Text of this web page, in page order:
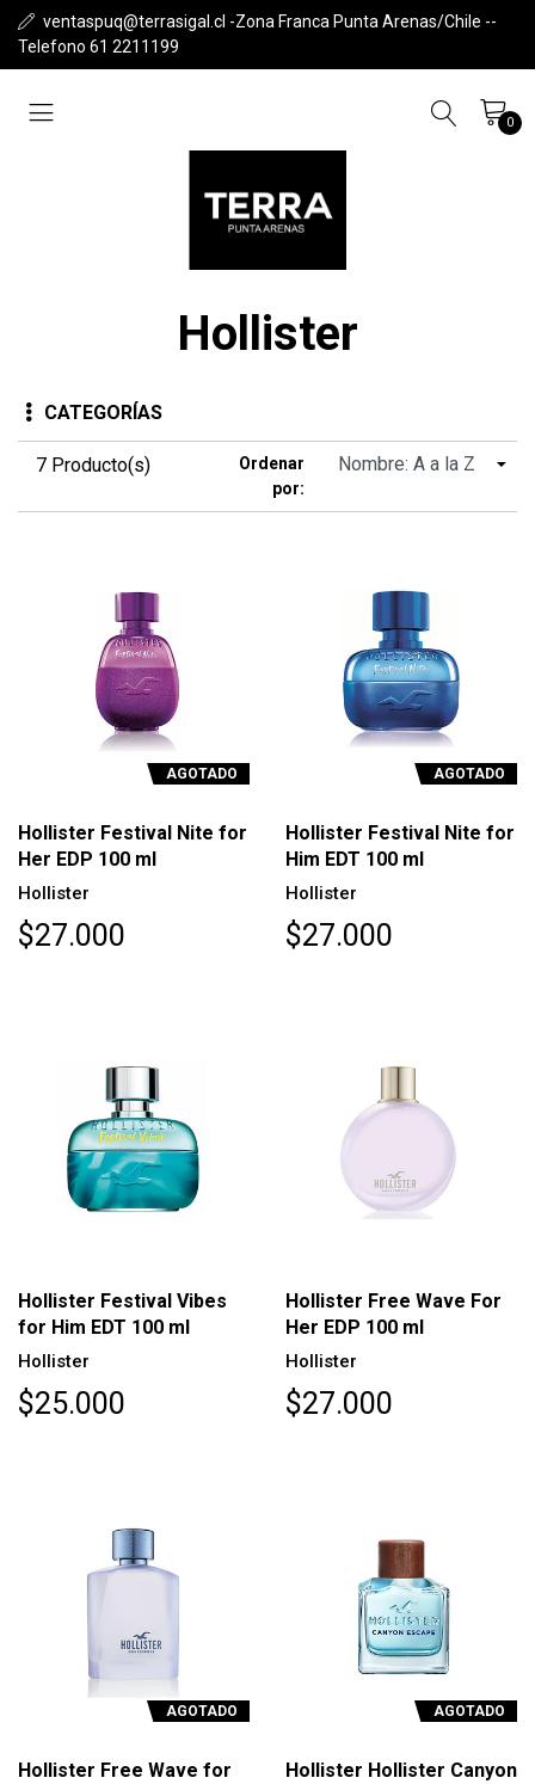
ventaspuq@terrasigal.cl -Zona Franca Punta Arenas/Chile --
Telefono 61 2211199
0
Hollister
CATEGORÍAS
7 Producto(s)
Ordenar
por:
AGOTADO
Hollister Festival Nite for
Her EDP 100 ml
Hollister
$27.000
AGOTADO
Hollister Festival Nite for
Him EDT 100 ml
Hollister
$27.000
Hollister Festival Vibes
for Him EDT 100 ml
Hollister
$25.000
Hollister Free Wave For
Her EDP 100 ml
Hollister
$27.000
AGOTADO
Hollister Free Wave for
AGOTADO
Hollister Hollister Canyon